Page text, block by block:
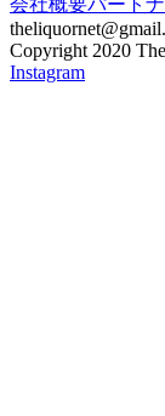
会社概要パート
Copyright 2020
Instagram